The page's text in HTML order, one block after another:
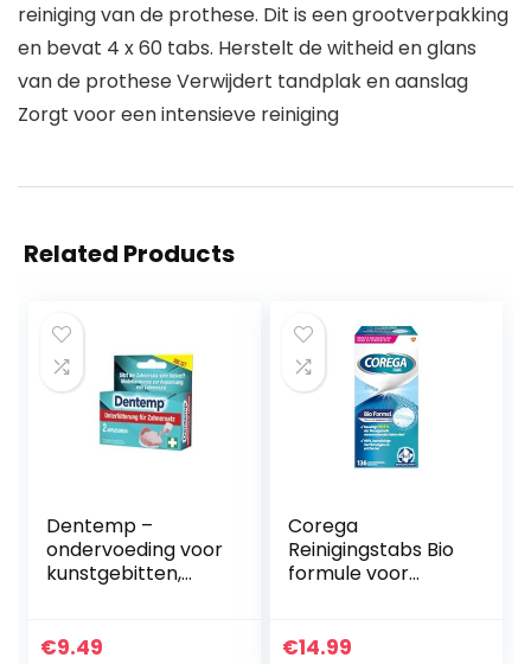
reiniging van de prothese. Dit is een grootverpakking
en bevat 4 x 60 tabs. Herstelt de witheid en glans
van de prothese Verwijdert tandplak en aanslag
Zorgt voor een intensieve reiniging
Related Products
Dentemp –
ondervoeding voor
kunstgebitten,
aanpassen van
€9.49
Corega
Reinigingstabs Bio
formule voor
erde tanden, 136
€14.99